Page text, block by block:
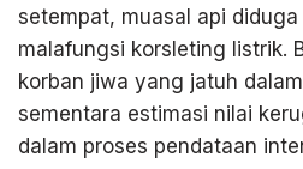
setempat, muasal api
malafungsi korsleting listrik.
korban jiwa yang jatuh
sementara estimasi nilai
dalam proses pendataan